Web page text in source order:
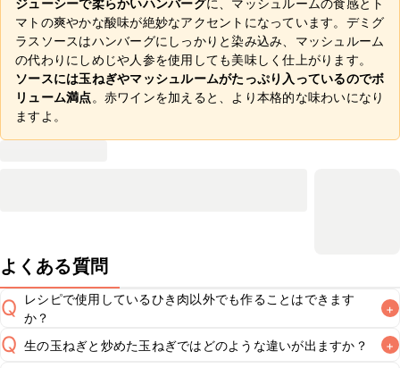
ジューシーで柔らかいハンバーグに、マッシュルームの食感とト
マトの爽やかな酸味が絶妙なアクセントになっています。デミグ
ラスソースはハンバーグにしっかりと染み込み、マッシュルーム
の代わりにしめじや人参を使用しても美味しく仕上がります。
ソースには玉ねぎやマッシュルームがたっぷり入っているのでボ
リューム満点。赤ワインを加えると、より本格的な味わいになり
ますよ。
よくある質問
Q
レシピで使用しているひき肉以外でも作ることはできます
か？
+
A
Q 生の玉ねぎと炒めた玉ねぎではどのような違いが出ますか？ +